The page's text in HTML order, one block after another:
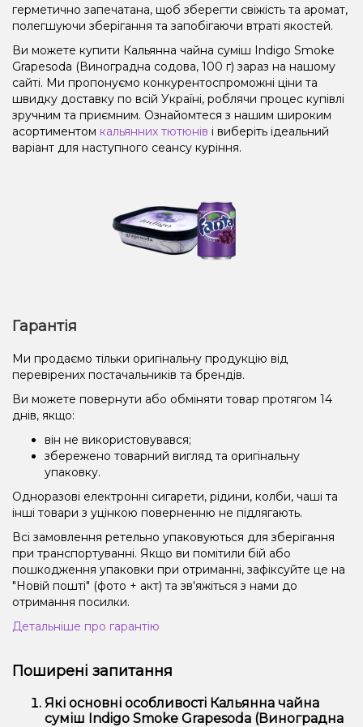
герметично запечатана, щоб зберегти свіжість та аромат,
полегшуючи зберігання та запобігаючи втраті якостей.
Ви можете купити Кальянна чайна суміш Indigo Smoke
Grapesoda (Виноградна содова, 100 г) зараз на нашому
сайті. Ми пропонуємо конкурентоспроможні ціни та
швидку доставку по всій Україні, роблячи процес купівлі
зручним та приємним. Ознайомтеся з нашим широким
асортиментом кальянних тютюнів і виберіть ідеальний
варіант для наступного сеансу куріння.
Гарантія
Ми продаємо тільки оригінальну продукцію від
перевірених постачальників та брендів.
Ви можете повернути або обміняти товар протягом 14
днів, якщо:
він не використовувався;
збережено товарний вигляд та оригінальну
упаковку.
Одноразові електронні сигарети, рідини, колби, чаші та
інші товари з уцінкою поверненню не підлягають.
Всі замовлення ретельно упаковуються для зберігання
при транспортуванні. Якщо ви помітили бій або
пошкодження упаковки при отриманні, зафіксуйте це на
"Новій пошті" (фото + акт) та зв'яжіться з нами до
отримання посилки.
Детальніше про гарантію
Поширені запитання
Які основні особливості Кальянна чайна
суміш Indigo Smoke Grapesoda (Виноградна